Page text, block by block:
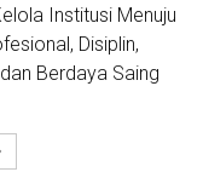
Institusi Menuju
Disiplin,
Berdaya Saing